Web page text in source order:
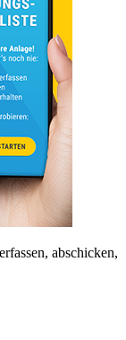
abschicken,